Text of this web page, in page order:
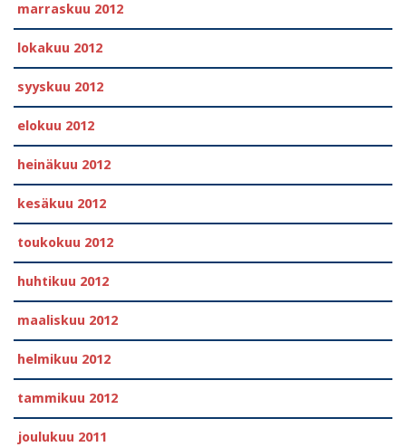
marraskuu 2012
lokakuu 2012
syyskuu 2012
elokuu 2012
heinäkuu 2012
kesäkuu 2012
toukokuu 2012
huhtikuu 2012
maaliskuu 2012
helmikuu 2012
tammikuu 2012
joulukuu 2011